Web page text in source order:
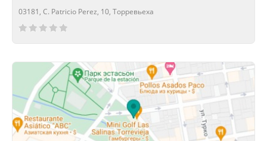
03181, C. Patricio Perez, 10, Торревьеха
Сейчас открыто!
Сейчас закрыто!